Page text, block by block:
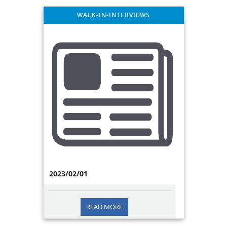
WALK-IN-INTERVIEWS
2023/02/01
READ MORE